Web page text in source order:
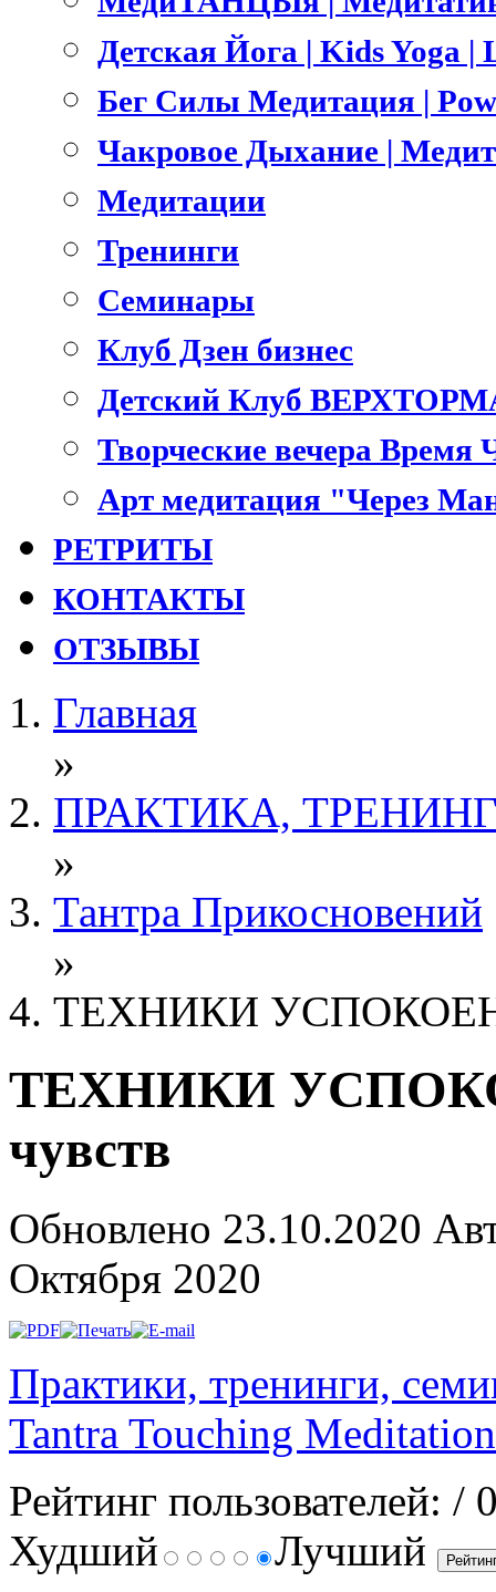
Детская Йога | Kids Yoga
Бег Силы Медитация |
Чакровое Дыхание |
Медитации
Тренинги
Семинары
Клуб Дзен бизнес
Детский Клуб
Творческие вечера
Арт медитация "Через
РЕТРИТЫ
КОНТАКТЫ
ОТЗЫВЫ
Главная
»
ПРАКТИКА,
»
Тантра Прикосновений
»
ТЕХНИКИ
ТЕХНИКИ
чувств
Обновлено 23.10.2020
Октября 2020
Практики, тренинги,
Tantra Touching Meditation
Рейтинг пользователей: /
Худший
Лучший